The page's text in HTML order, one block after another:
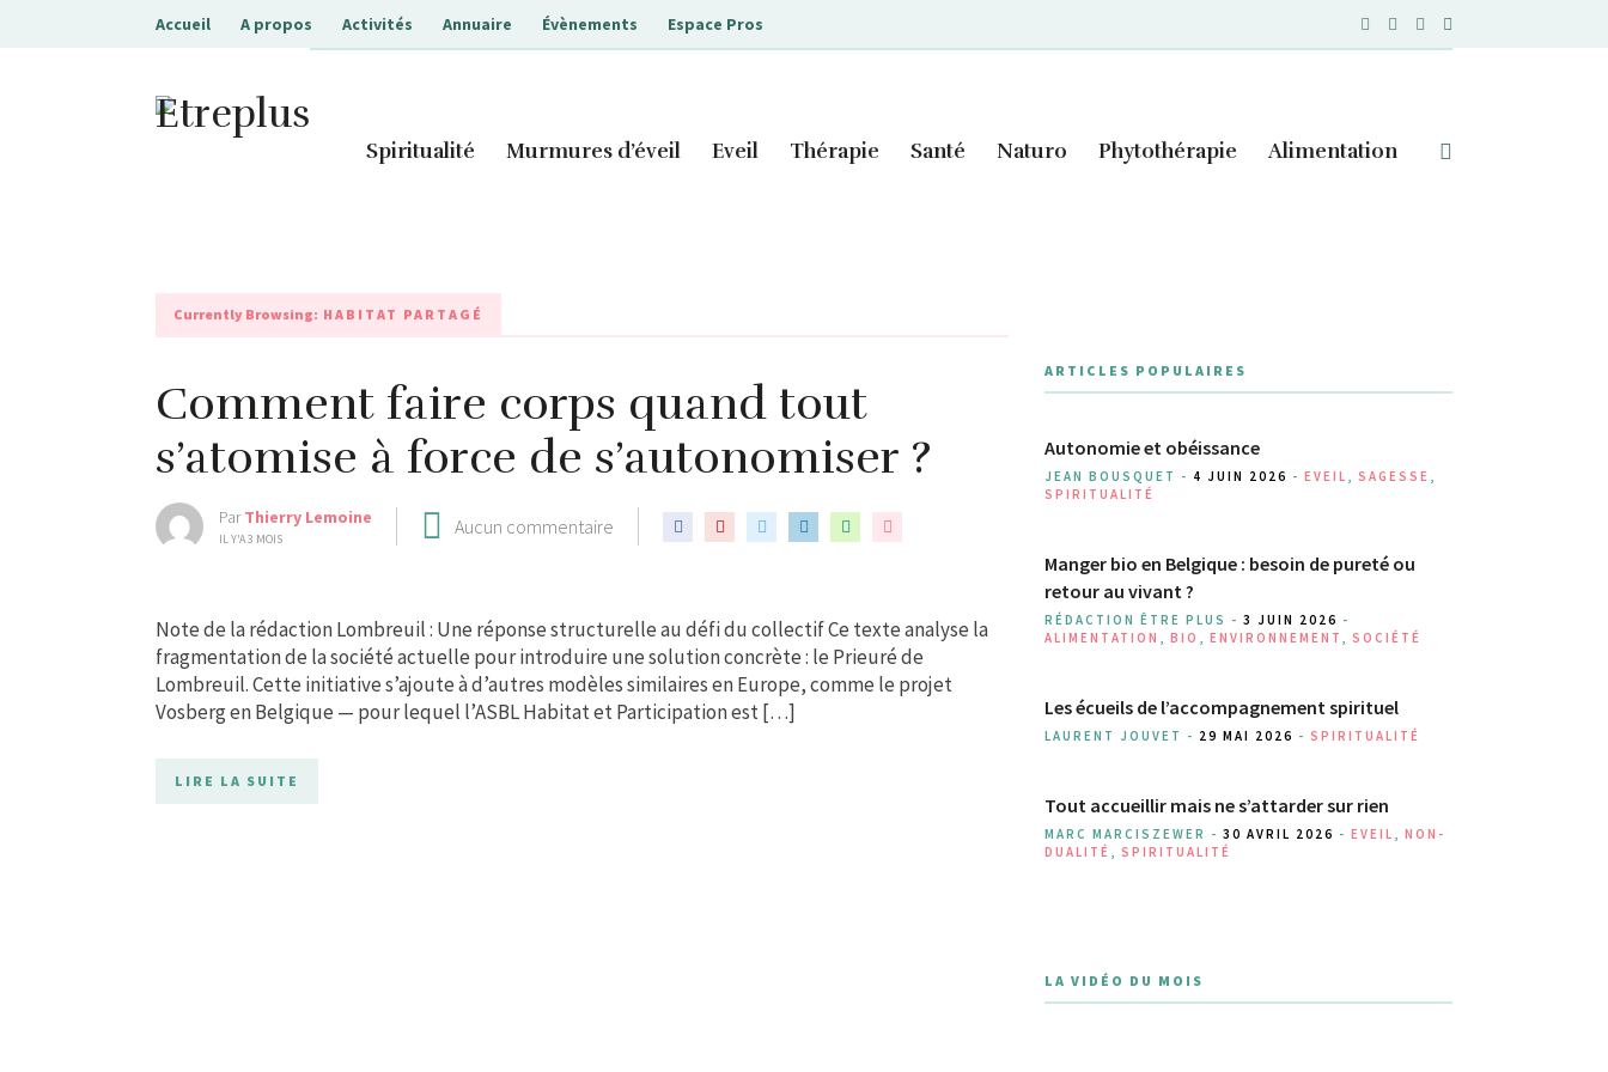
Accueil A propos Activités Annuaire Évènements Espace Pros
Etreplus
Spiritualité Murmures d’éveil Eveil Thérapie Santé Naturo Phytothérapie Alimentation
Currently Browsing: HABITAT PARTAGÉ
Comment faire corps quand tout
s’atomise à force de s’autonomiser ?
ParThierry Lemoine
IL Y'A 3 MOIS
Aucun commentaire
Note de la rédaction Lombreuil : Une réponse structurelle au défi du collectif Ce texte analyse la
fragmentation de la société actuelle pour introduire une solution concrète : le Prieuré de
Lombreuil. Cette initiative s’ajoute à d’autres modèles similaires en Europe, comme le projet
Vosberg en Belgique — pour lequel l’ASBL Habitat et Participation est […]
LIRE LA SUITE
ARTICLES POPULAIRES
Autonomie et obéissance
JEAN BOUSQUET - 4 JUIN 2026 - EVEIL , SAGESSE ,
SPIRITUALITÉ
Manger bio en Belgique : besoin de pureté ou
retour au vivant ?
RÉDACTION ÊTRE PLUS - 3 JUIN 2026 -
ALIMENTATION , BIO , ENVIRONNEMENT , SOCIÉTÉ
Les écueils de l’accompagnement spirituel
LAURENT JOUVET - 29 MAI 2026 - SPIRITUALITÉ
Tout accueillir mais ne s’attarder sur rien
MARC MARCISZEWER - 30 AVRIL 2026 - EVEIL , NON-
DUALITÉ , SPIRITUALITÉ
LA VIDÉO DU MOIS